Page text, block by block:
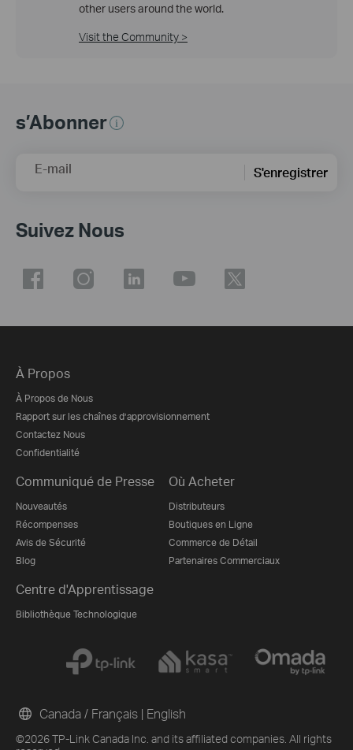
other users around the world.
Visit the Community >
s’Abonner
E-mail S'enregistrer
Suivez Nous
À Propos
À Propos de Nous
Rapport sur les chaînes d’approvisionnement
Contactez Nous
Confidentialité
Communiqué de Presse
Nouveautés
Récompenses
Avis de Sécurité
Blog
Où Acheter
Distributeurs
Boutiques en Ligne
Commerce de Détail
Partenaires Commerciaux
Centre d'Apprentissage
Bibliothèque Technologique
©2026 TP-Link Canada Inc. and its affiliated companies. All rights
Canada / Français | English